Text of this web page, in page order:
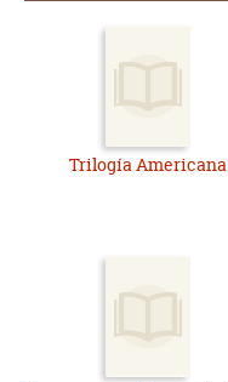
Trilogía Americana